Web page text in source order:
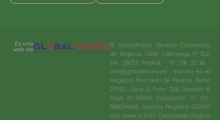
Es una
web de
© Globalfinanz Gestión Correduría
de Seguros. Calle Caleruega, nº 102,
9A, 28033 Madrid · 91 218 21 86 ·
info@globalfinanz.es · Inscrita en el
Registro Mercantil de Madrid, Tomo
21530, Libro 0, Folio 206, Sección 8,
Hoja M-383016. Inscripción 1.ª. CIF.
B84396662. Inscrita Registro DGSFP
con clave J-2437. Contratado Seguro